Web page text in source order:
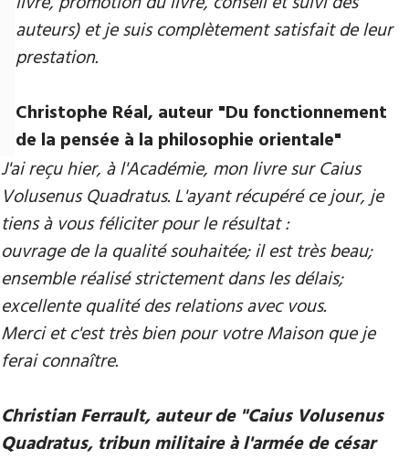
auteurs) et je suis complètement satisfait de leur
prestation.
Christophe Réal, auteur "Du fonctionnement
de la pensée à la philosophie orientale"
J'ai reçu hier, à l'Académie, mon livre sur Caius
Volusenus Quadratus. L'ayant récupéré ce jour, je
tiens à vous féliciter pour le résultat :
ouvrage de la qualité souhaitée; il est très beau;
ensemble réalisé strictement dans les délais;
excellente qualité des relations avec vous.
Merci et c'est très bien pour votre Maison que je
ferai connaître.
Christian Ferrault, auteur de "Caius Volusenus
Quadratus, tribun militaire à l'armée de césar